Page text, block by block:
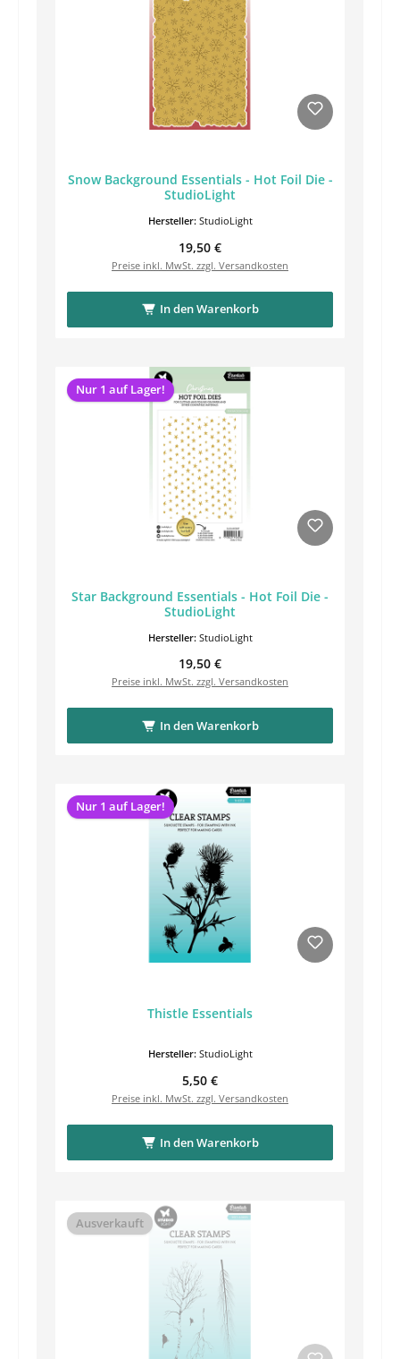
Snow Background Essentials - Hot Foil Die -
StudioLight
Hersteller: StudioLight
Regulärer Preis:
19,50 €
Preise inkl. MwSt. zzgl. Versandkosten
In den Warenkorb
Nur 1 auf Lager!
Star Background Essentials - Hot Foil Die -
StudioLight
Hersteller: StudioLight
Regulärer Preis:
19,50 €
Preise inkl. MwSt. zzgl. Versandkosten
In den Warenkorb
Nur 1 auf Lager!
Thistle Essentials
Hersteller: StudioLight
Regulärer Preis:
5,50 €
Preise inkl. MwSt. zzgl. Versandkosten
In den Warenkorb
Ausverkauft